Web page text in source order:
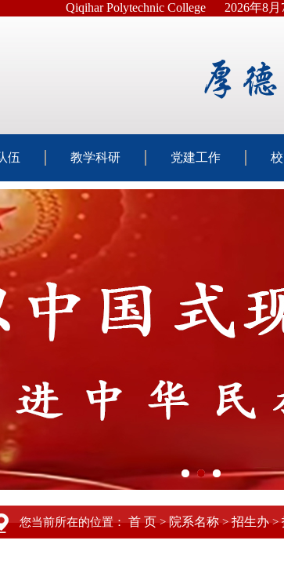
Qiqihar Polytechnic College 2026年8
伍 教学科研 党建工作
您当前所在的位置：首 页>院系名称>招生办>